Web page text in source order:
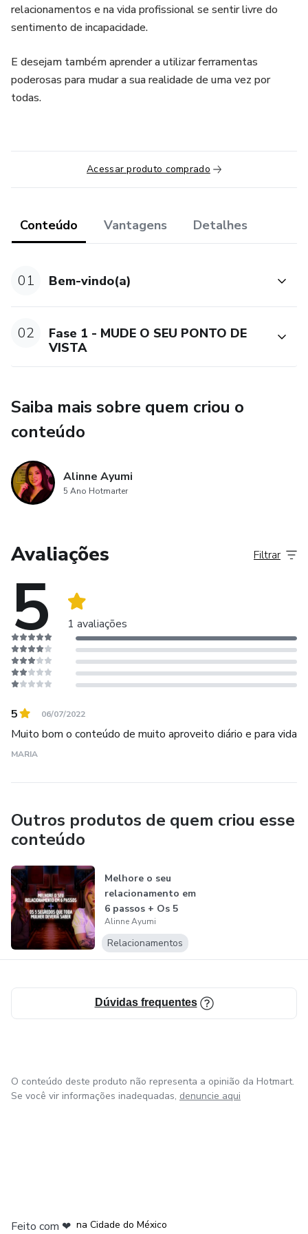
relacionamentos e na vida profissional se sentir livre do
sentimento de incapacidade.
E desejam também aprender a utilizar ferramentas
poderosas para mudar a sua realidade de uma vez por
todas.
Acessar produto comprado
Conteúdo Vantagens Detalhes
01 Bem-vindo(a)
02
Fase 1 - MUDE O SEU PONTO DE
VISTA
Saiba mais sobre quem criou o
conteúdo
Alinne Ayumi
5 Ano Hotmarter
Avaliações
5 1 avaliações
Filtrar
5 06/07/2022
Muito bom o conteúdo de muito aproveito diário e para vida
MARIA
Outros produtos de quem criou esse
conteúdo
Melhore o seu
relacionamento em
6 passos + Os 5
segredos que...
Alinne Ayumi
Relacionamentos
Dúvidas frequentes
O conteúdo deste produto não representa a opinião da Hotmart.
Se você vir informações inadequadas, denuncie aqui
Feito com ❤ na Cidade do México